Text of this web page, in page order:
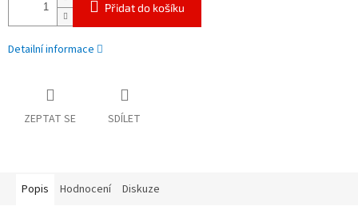
Přidat do košíku
Detailní informace
ZEPTAT SE SDÍLET
Popis Hodnocení Diskuze